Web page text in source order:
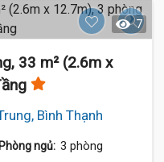
7
33 m² (2.6m x
Bình Thạnh
Phòng ngủ: 3 phòng